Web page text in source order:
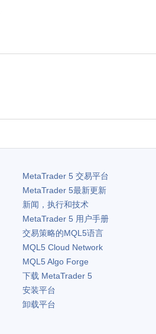
MetaTrader 5交易平台
MetaTrader 5最新更新
新闻，执行和技术
MetaTrader 5用户手册
交易策略的MQL5语言
MQL5 Cloud Network
MQL5 Algo Forge
下载 MetaTrader 5
安装平台
卸载平台